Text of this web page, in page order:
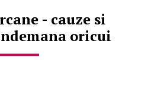
- cauze si
oricui